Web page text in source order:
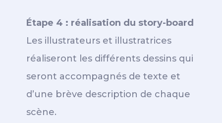
Étape 4 : réalisation du story-board
Les illustrateurs et illustratrices
réaliseront les différents dessins qui
seront accompagnés de texte et
d’une brève description de chaque
scène.